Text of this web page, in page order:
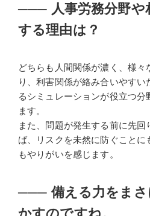
─── 人事労務分野
する理由は？
どちらも人間関係が濃く、様々
り、利害関係が絡み合いやすい
るシミュレーションが役立つ
ます。
また、問題が発生する前に先回
ば、リスクを未然に防ぐことに
もやりがいを感じます。
─── 備える力をま